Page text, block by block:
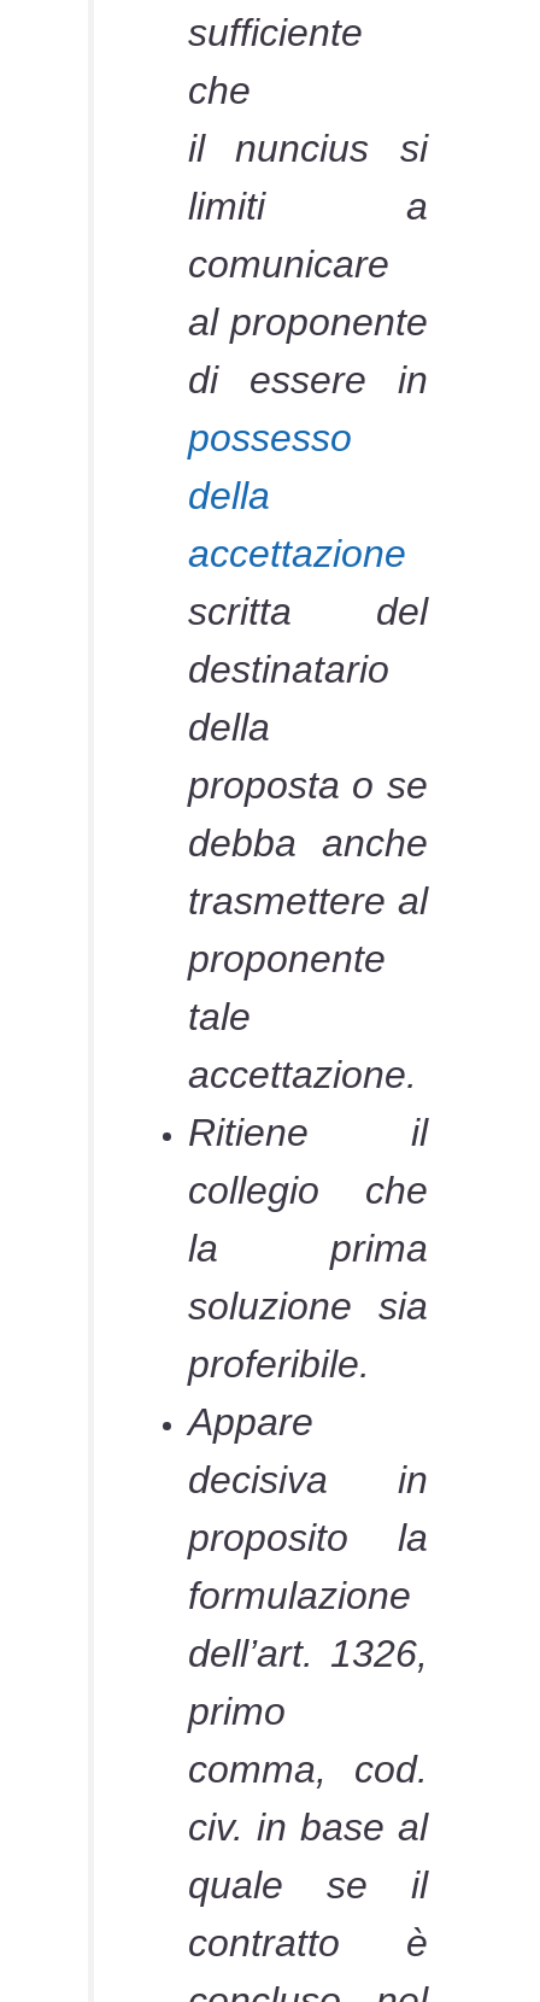
sufficiente
che
ilnuncius si
limiti a
comunicare
al proponente
di essere in
possesso
della
accettazione
scritta del
destinatario
della
proposta o se
debba anche
trasmettere al
proponente
tale
accettazione.
Ritiene il
collegio che
la prima
soluzione sia
proferibile.
Appare
decisiva in
proposito la
formulazione
dell’art. 1326,
primo
comma, cod.
civ. in base al
quale se il
contratto è